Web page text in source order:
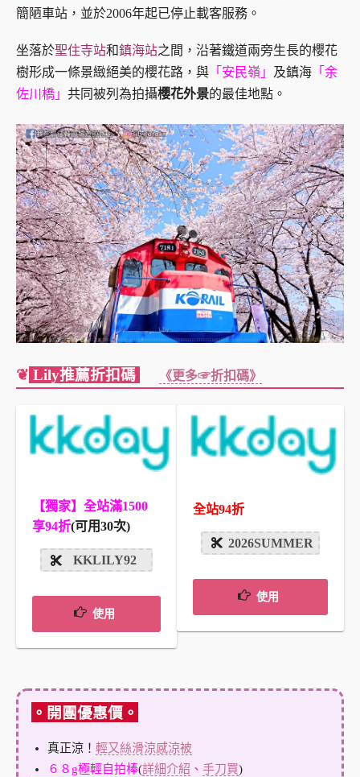
簡陋車站，並於2006年起已停止載客服務。
坐落於聖住寺站和鎮海站之間，沿著鐵道兩旁生長的櫻花
樹形成一條景緻絕美的櫻花路，與 「安民嶺」 及鎮海 「余
佐川橋」 共同被列為拍攝櫻花外景的最佳地點。
❦ Lily推薦折扣碼 《更多☞折扣碼》
【獨家】全站滿1500
享94折(可用30次)
KKLILY92
使用
全站94折
2026SUMMER
使用
。開團優惠價。
真正涼！ 輕又絲滑涼感涼被
６８g極輕自拍棒(詳細介紹 、 手刀買)